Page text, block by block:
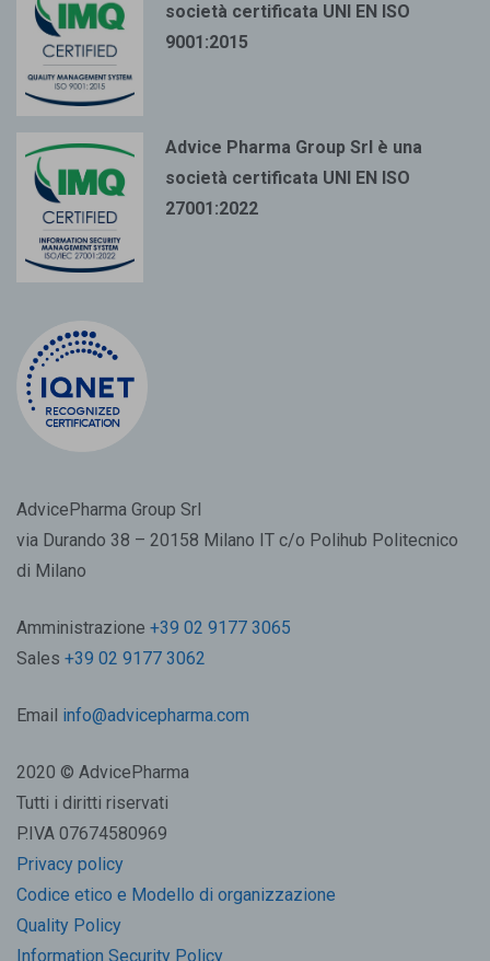
società certificata UNI EN ISO
9001:2015
Advice Pharma Group Srl è una
società certificata UNI EN ISO
27001:2022
AdvicePharma Group Srl
via Durando 38 – 20158 Milano IT c/o Polihub Politecnico
di Milano
Amministrazione +39 02 9177 3065
Sales +39 02 9177 3062
Email info@advicepharma.com
2020 © AdvicePharma
Tutti i diritti riservati
P.IVA 07674580969
Privacy policy
Codice etico e Modello di organizzazione
Quality Policy
Information Security Policy